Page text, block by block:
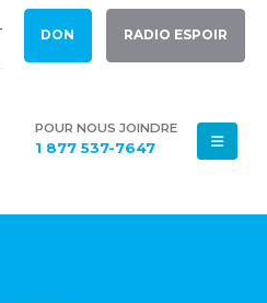
DON RADIO ESPOIR
POUR NOUS JOINDRE
1 877 537-7647